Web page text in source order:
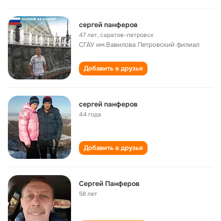
сергей панферов
47 лет,саратов-петровск
СГАУ им.Вавилова Петровский филиал
Добавить в друзья
сергей панферов
44 года
Добавить в друзья
Сергей Панферов
58 лет